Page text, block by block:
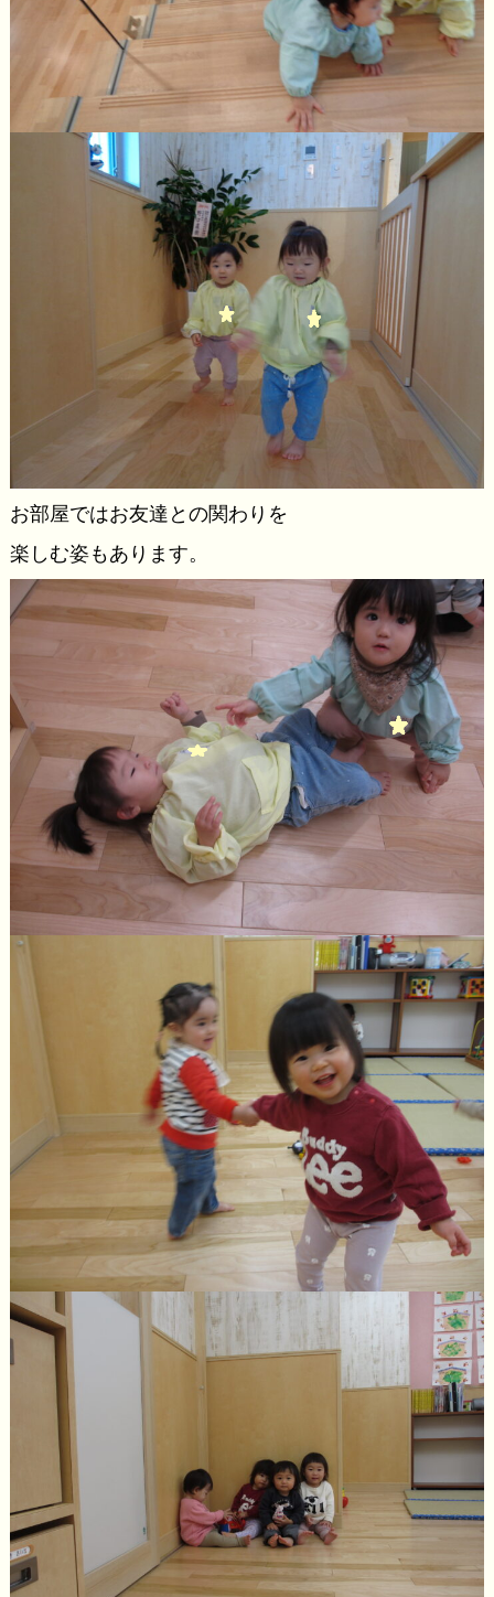
お部屋ではお友達との関わりを
楽しむ姿もあります。